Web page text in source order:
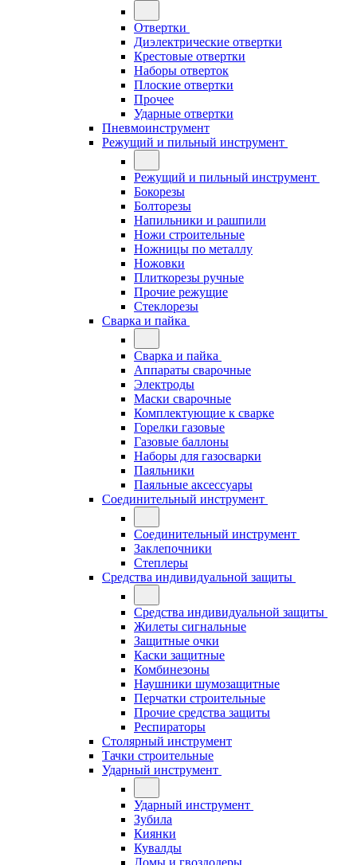
Отвертки
Диэлектрические отвертки
Крестовые отвертки
Наборы отверток
Плоские отвертки
Прочее
Ударные отвертки
Пневмоинструмент
Режущий и пильный инструмент
Режущий и пильный инструмент
Бокорезы
Болторезы
Напильники и рашпили
Ножи строительные
Ножницы по металлу
Ножовки
Плиткорезы ручные
Прочие режущие
Стеклорезы
Сварка и пайка
Сварка и пайка
Аппараты сварочные
Электроды
Маски сварочные
Комплектующие к сварке
Горелки газовые
Газовые баллоны
Наборы для газосварки
Паяльники
Паяльные аксессуары
Соединительный инструмент
Соединительный инструмент
Заклепочники
Степлеры
Средства индивидуальной защиты
Средства индивидуальной защиты
Жилеты сигнальные
Защитные очки
Каски защитные
Комбинезоны
Наушники шумозащитные
Перчатки строительные
Прочие средства защиты
Респираторы
Столярный инструмент
Тачки строительные
Ударный инструмент
Ударный инструмент
Зубила
Киянки
Кувалды
Ломы и гвоздодеры